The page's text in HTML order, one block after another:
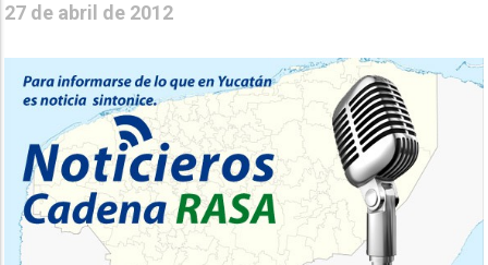
27 de abril de 2012